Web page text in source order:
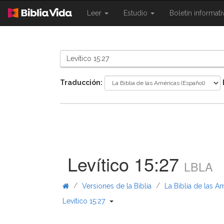
Leer
{{
Estudio
{{
Boletín
Traducción:
Levítico 15:27 LBLA
/ Versiones de la Biblia / La Biblia de las
Levítico 15:27
{{